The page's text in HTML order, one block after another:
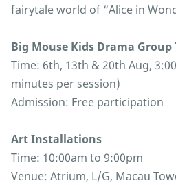
fairytale world of “Alice in
Big Mouse Kids Drama
Time: 6th, 13th & 20th Aug,
minutes per session)
Admission: Free participation
Art Installations
Time: 10:00am to 9:00pm
Venue: Atrium, L/G, Macau